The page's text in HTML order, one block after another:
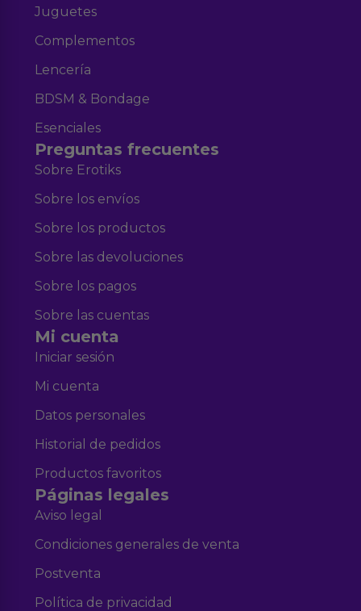
Juguetes
Complementos
Lencería
BDSM & Bondage
Esenciales
Preguntas frecuentes
Sobre Erotiks
Sobre los envíos
Sobre los productos
Sobre las devoluciones
Sobre los pagos
Sobre las cuentas
Mi cuenta
Iniciar sesión
Mi cuenta
Datos personales
Historial de pedidos
Productos favoritos
Páginas legales
Aviso legal
Condiciones generales de venta
Postventa
Política de privacidad